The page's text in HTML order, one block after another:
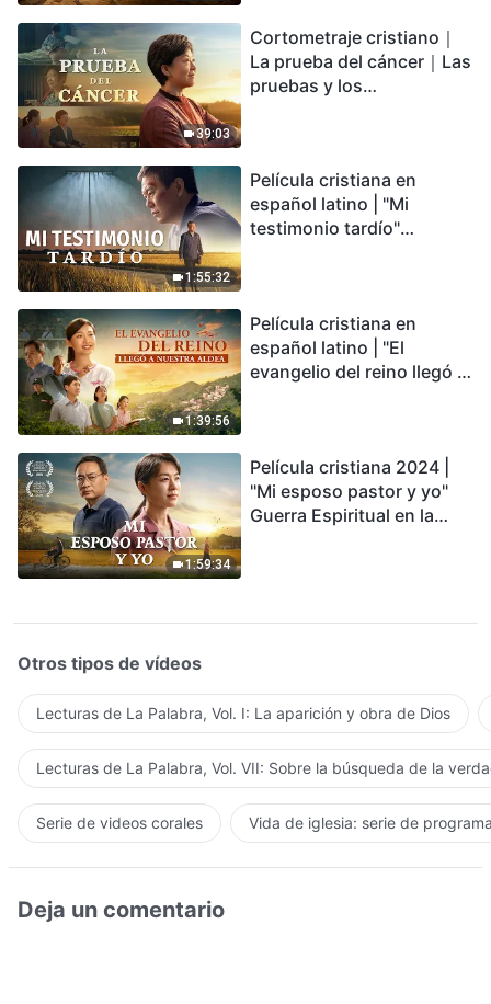
encontrarás refugio?
39:03
Cortometraje cristiano｜
La prueba del cáncer｜Las
pruebas y los
1:55:32
Película cristiana en
español latino | "Mi
testimonio tardío"
conmovedor
1:39:56
Película cristiana en
español latino | "El
evangelio del reino llegó a
1:59:34
Película cristiana 2024 |
"Mi esposo pastor y yo"
Guerra Espiritual en la
Otros tipos de vídeos
Lecturas de La Palabra, Vol. I: La aparición y obra de Dios
Lecturas de La Palabra, Vol. VII: Sobre la búsqueda de la
Serie de videos corales Vida de iglesia: serie de
Deja un comentario